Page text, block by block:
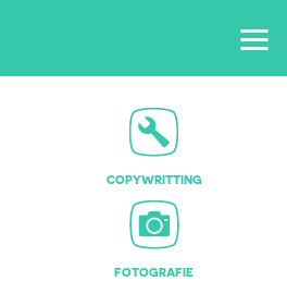
COPYWRITTING
FOTOGRAFIE